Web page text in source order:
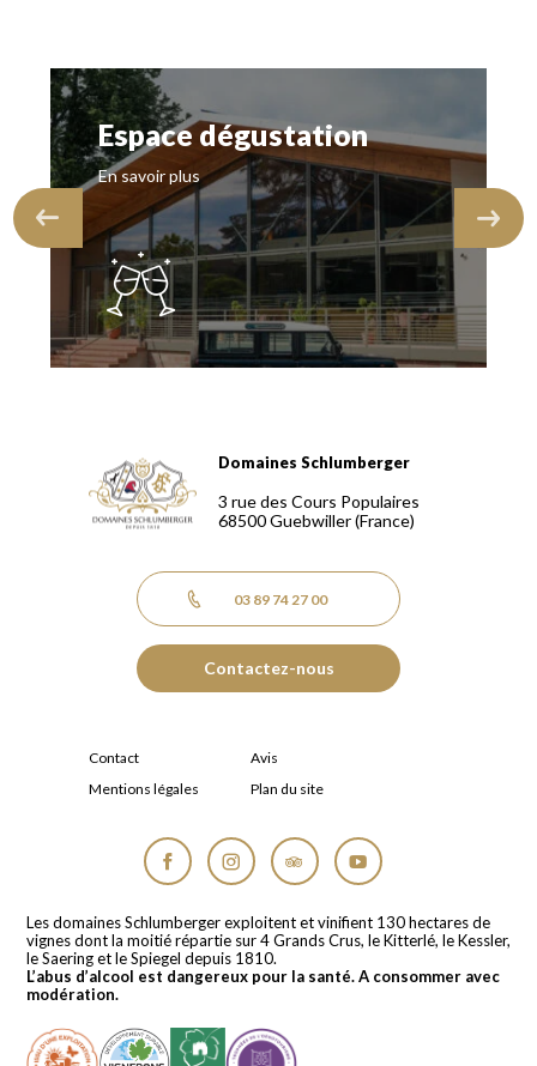
Espace dégustation
En savoir plus
Domaines Schlumberger Vignerons 100% récoltants
Domaines Schlumberger
3 rue des Cours Populaires
68500Guebwiller(France)
03 89 74 27 00
Contactez-nous
Contact
Avis
Mentions légales
Plan du site
Les domaines Schlumberger exploitent et vinifient 130 hectares de
vignes dont la moitié répartie sur 4 Grands Crus, le Kitterlé, le Kessler,
le Saering et le Spiegel depuis 1810.
L’abus d’alcool est dangereux pour la santé. A consommer avec
modération.